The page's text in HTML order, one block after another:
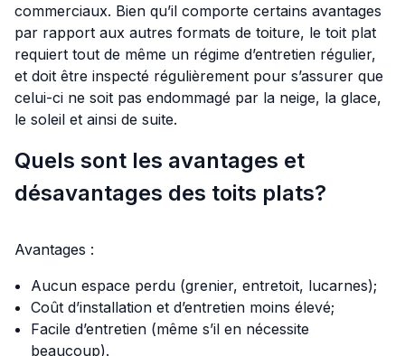
commerciaux. Bien qu’il comporte certains avantages
par rapport aux autres formats de toiture, le toit plat
requiert tout de même un régime d’entretien régulier,
et doit être inspecté régulièrement pour s’assurer que
celui-ci ne soit pas endommagé par la neige, la glace,
le soleil et ainsi de suite.
Quels sont les avantages et
désavantages des toits plats?
Avantages :
Aucun espace perdu (grenier, entretoit, lucarnes);
Coût d’installation et d’entretien moins élevé;
Facile d’entretien (même s’il en nécessite
beaucoup).